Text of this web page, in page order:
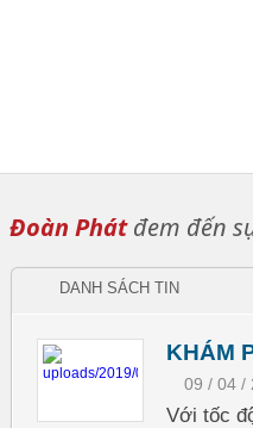
Đoàn Phátđem đến
DANH SÁCH TIN
KHÁM
09 / 04 /
Với tốc